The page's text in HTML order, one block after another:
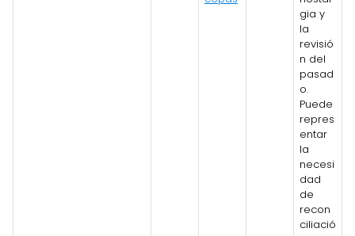
gia y
la
revisió
n del
pasad
o.
Puede
repres
entar
la
necesi
dad
de
recon
ciliació